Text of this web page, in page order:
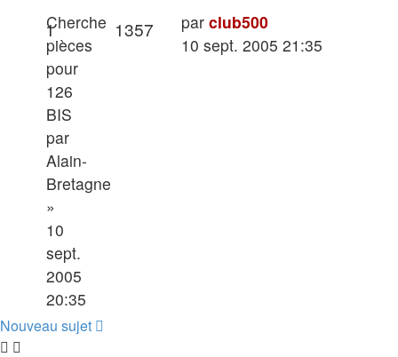
Cherche
pièces
pour
126
BIS
par
Alain-
Bretagne
»
10
sept.
2005
20:35
1Réponses1357 VuesDernier
message
par club500
10 sept. 2005 21:35
Nouveau sujet